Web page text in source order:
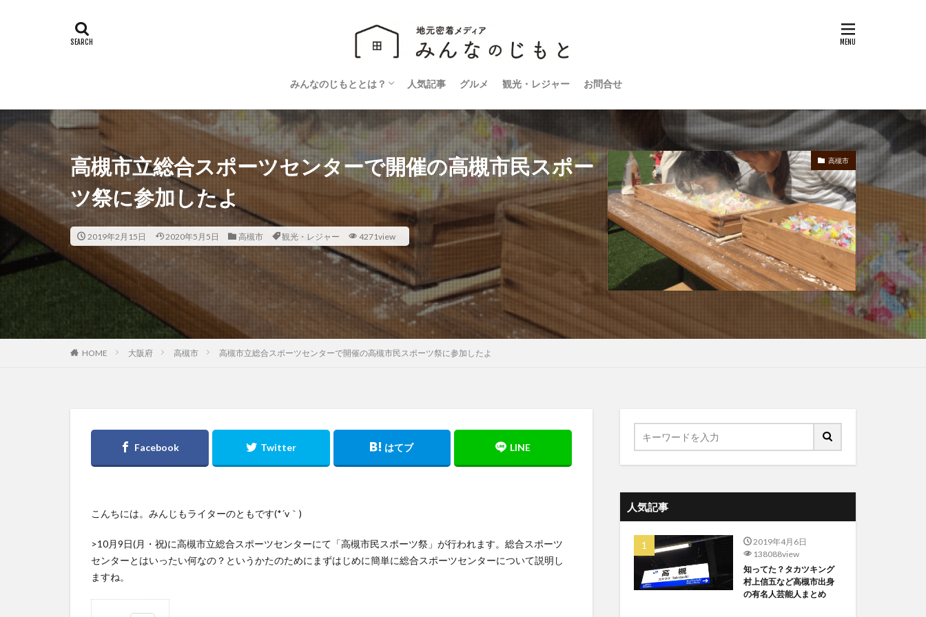
みんなのじもととは？
運営会社
プライバシーポリシー
人気記事 グルメ 観光・レジャー お問合せ
高槻市立総合スポーツセンターで開催の高槻市民スポー
ツ祭に参加したよ
2019年2月15日 2020年5月5日 高槻市 観光・レジャー 4271view
高槻市
HOME 大阪府 高槻市 高槻市立総合スポーツセンターで開催の高槻市民スポーツ祭に参加したよ
こんちには。みんじもライターのともです(*´v｀)
>10月9日(月・祝)に高槻市立総合スポーツセンターにて「高槻市民スポーツ祭」が行われます。総合スポーツ
センターとはいったい何なの？というかたのためにまずはじめに簡単に総合スポーツセンターについて説明し
ますね。
人気記事
2019年4月6日
138088view
知ってた？タカツキング
村上信五など高槻市出身
の有名人芸能人まとめ